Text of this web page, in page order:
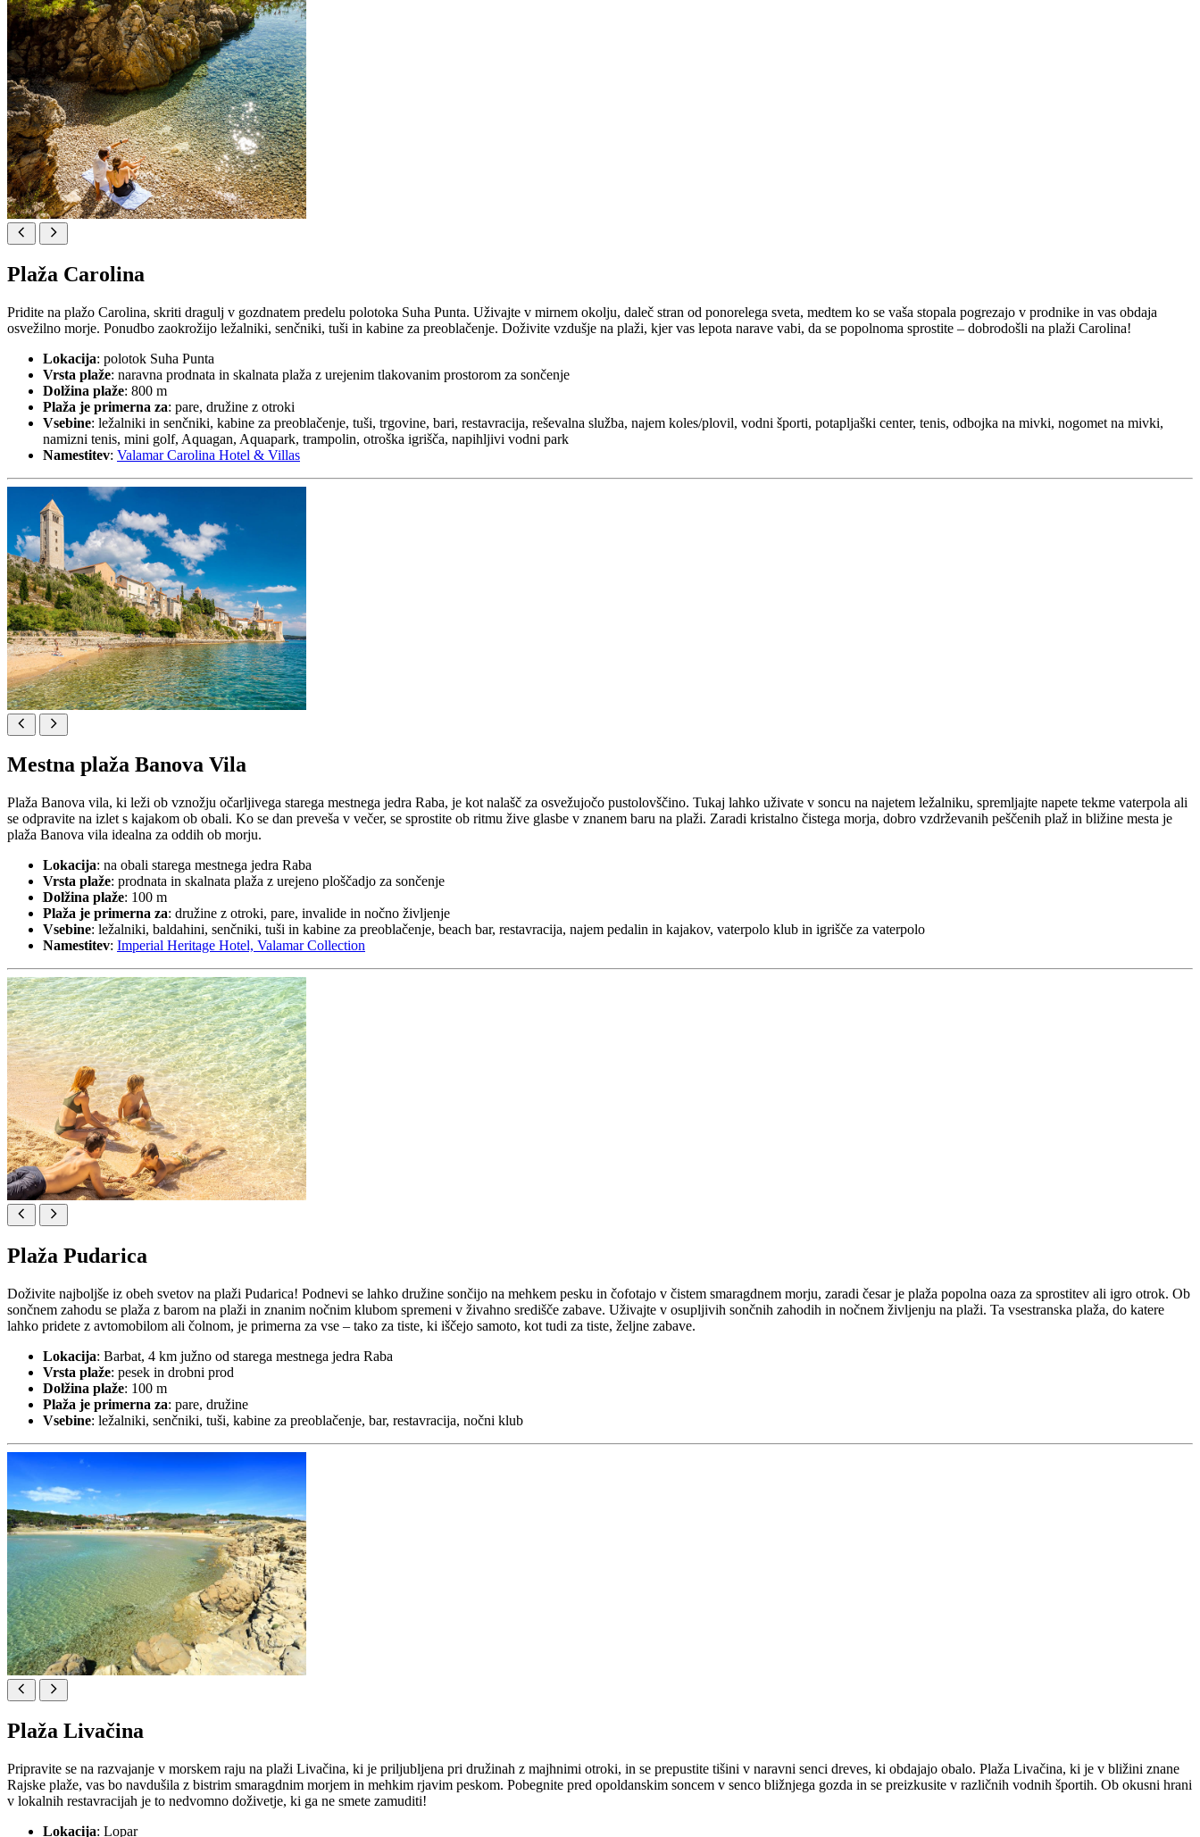
Plaža Carolina
Pridite na plažo Carolina, skriti dragulj v gozdnatem predelu polotoka Suha Punta. Uživajte v mirnem okolju, daleč stran od ponorelega sveta, medtem ko se vaša stopala pogrezajo v prodnike in vas obdaja
osvežilno morje. Ponudbo zaokrožijo ležalniki, senčniki, tuši in kabine za preoblačenje. Doživite vzdušje na plaži, kjer vas lepota narave vabi, da se popolnoma sprostite – dobrodošli na plaži Carolina!
Lokacija: polotok Suha Punta
Vrsta plaže: naravna prodnata in skalnata plaža z urejenim tlakovanim prostorom za sončenje
Dolžina plaže: 800 m
Plaža je primerna za: pare, družine z otroki
Vsebine: ležalniki in senčniki, kabine za preoblačenje, tuši, trgovine, bari, restavracija, reševalna služba, najem koles/plovil, vodni športi, potapljaški center, tenis, odbojka na mivki, nogomet na mivki,
namizni tenis, mini golf, Aquagan, Aquapark, trampolin, otroška igrišča, napihljivi vodni park
Namestitev: Valamar Carolina Hotel & Villas
Mestna plaža Banova Vila
Plaža Banova vila, ki leži ob vznožju očarljivega starega mestnega jedra Raba, je kot nalašč za osvežujočo pustolovščino. Tukaj lahko uživate v soncu na najetem ležalniku, spremljajte napete tekme vaterpola ali
se odpravite na izlet s kajakom ob obali. Ko se dan preveša v večer, se sprostite ob ritmu žive glasbe v znanem baru na plaži. Zaradi kristalno čistega morja, dobro vzdrževanih peščenih plaž in bližine mesta je
plaža Banova vila idealna za oddih ob morju.
Lokacija: na obali starega mestnega jedra Raba
Vrsta plaže: prodnata in skalnata plaža z urejeno ploščadjo za sončenje
Dolžina plaže: 100 m
Plaža je primerna za: družine z otroki, pare, invalide in nočno življenje
Vsebine: ležalniki, baldahini, senčniki, tuši in kabine za preoblačenje, beach bar, restavracija, najem pedalin in kajakov, vaterpolo klub in igrišče za vaterpolo
Namestitev: Imperial Heritage Hotel, Valamar Collection
Plaža Pudarica
Doživite najboljše iz obeh svetov na plaži Pudarica! Podnevi se lahko družine sončijo na mehkem pesku in čofotajo v čistem smaragdnem morju, zaradi česar je plaža popolna oaza za sprostitev ali igro otrok. Ob
sončnem zahodu se plaža z barom na plaži in znanim nočnim klubom spremeni v živahno središče zabave. Uživajte v osupljivih sončnih zahodih in nočnem življenju na plaži. Ta vsestranska plaža, do katere
lahko pridete z avtomobilom ali čolnom, je primerna za vse – tako za tiste, ki iščejo samoto, kot tudi za tiste, željne zabave.
Lokacija: Barbat, 4 km južno od starega mestnega jedra Raba
Vrsta plaže: pesek in drobni prod
Dolžina plaže: 100 m
Plaža je primerna za: pare, družine
Vsebine: ležalniki, senčniki, tuši, kabine za preoblačenje, bar, restavracija, nočni klub
Plaža Livačina
Pripravite se na razvajanje v morskem raju na plaži Livačina, ki je priljubljena pri družinah z majhnimi otroki, in se prepustite tišini v naravni senci dreves, ki obdajajo obalo. Plaža Livačina, ki je v bližini znane
Rajske plaže, vas bo navdušila z bistrim smaragdnim morjem in mehkim rjavim peskom. Pobegnite pred opoldanskim soncem v senco bližnjega gozda in se preizkusite v različnih vodnih športih. Ob okusni hrani
v lokalnih restavracijah je to nedvomno doživetje, ki ga ne smete zamuditi!
Lokacija: Lopar